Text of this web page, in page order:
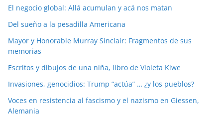
El negocio global: Allá acumulan y acá nos matan
Del sueño a la pesadilla Americana
Mayor y Honorable Murray Sinclair: Fragmentos de sus
memorias
Escritos y dibujos de una niña, libro de Violeta Kiwe
Invasiones, genocidios: Trump “actúa” … ¿y los pueblos?
Voces en resistencia al fascismo y el nazismo en Giessen,
Alemania